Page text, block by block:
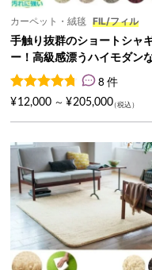
カーペット・絨毯 FIL/フィル
手触り抜群のショートシャ
ー！高級感漂うハイモダン
ーペット『FIL/フィル』
8
件の利用者評価に基づ
8 件
¥12,000 ～ ¥205,000